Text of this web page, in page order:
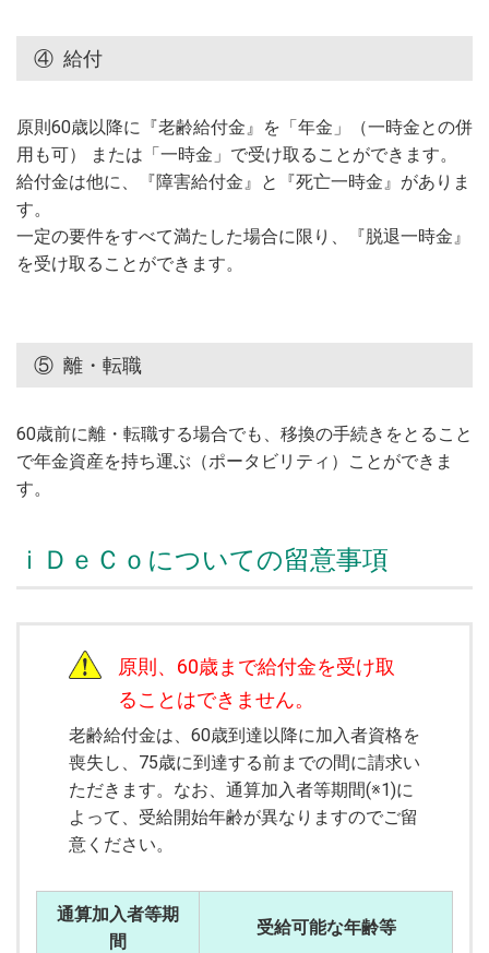
④ 給付
原則60歳以降に『老齢給付金』を「年金」（一時金との併
用も可） または「一時金」で受け取ることができます。
給付金は他に、『障害給付金』と『死亡一時金』がありま
す。
一定の要件をすべて満たした場合に限り、『脱退一時金』
を受け取ることができます。
⑤ 離・転職
60歳前に離・転職する場合でも、移換の手続きをとること
で年金資産を持ち運ぶ（ポータビリティ）ことができま
す。
ｉＤｅＣｏについての留意事項
原則、60歳まで給付金を受け取
ることはできません。
老齢給付金は、60歳到達以降に加入者資格を
喪失し、75歳に到達する前までの間に請求い
ただきます。なお、通算加入者等期間(※1)に
よって、受給開始年齢が異なりますのでご留
意ください。
通算加入者等期
間
受給可能な年齢等